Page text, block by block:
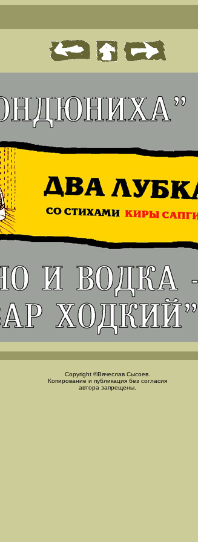
Copyright ©Вячеслав Сысоев.
Копирование и публикация без согласия
автора запрещены.